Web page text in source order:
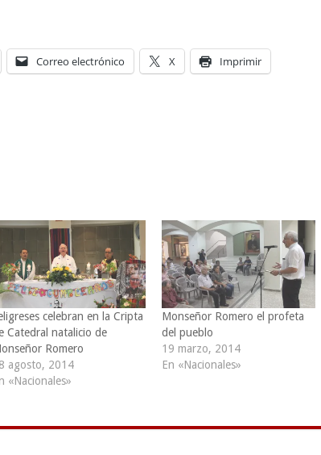
Correo electrónico X Imprimir
celebran en la Cripta
Catedral natalicio de
Romero
agosto, 2014
«Nacionales»
Monseñor Romero el profeta
del pueblo
19 marzo, 2014
En «Nacionales»